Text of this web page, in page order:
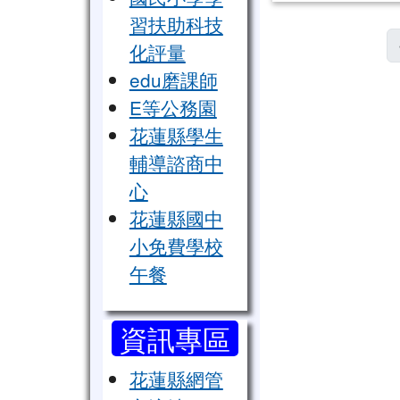
習扶助科技
化評量
edu磨課師
E等公務園
花蓮縣學生
輔導諮商中
心
花蓮縣國中
小免費學校
午餐
資訊專區
花蓮縣網管